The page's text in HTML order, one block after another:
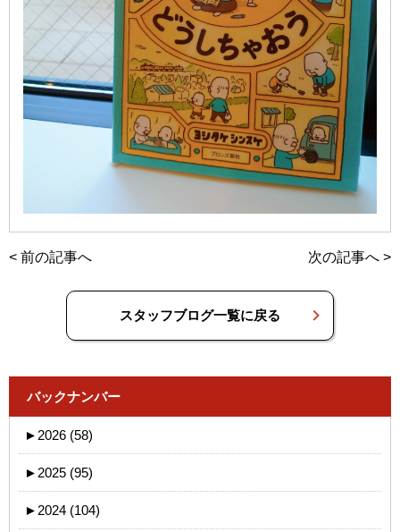
< 前の記事へ 次の記事へ >
スタッフブログ一覧に戻る
バックナンバー
► 2026 (58)
► 2025 (95)
► 2024 (104)